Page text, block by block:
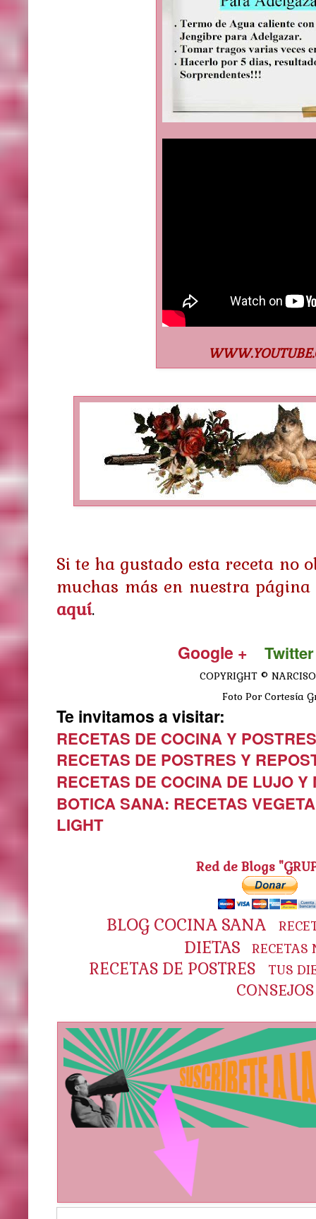
Si te ha gustado esta receta no
muchas más en nuestra página
aquí.
Google + Twitter
COPYRIGHT © NARCISO
Foto Por Cortesía
Te invitamos a visitar:
RECETAS DE COCINA Y POSTRES
RECETAS DE POSTRES Y
RECETAS DE COCINA DE LUJO Y
BOTICA SANA: RECETAS
LIGHT
Red de Blogs
BLOG COCINA SANA
DIETAS RECETAS
RECETAS DE POSTRES TUS
CONSEJOS